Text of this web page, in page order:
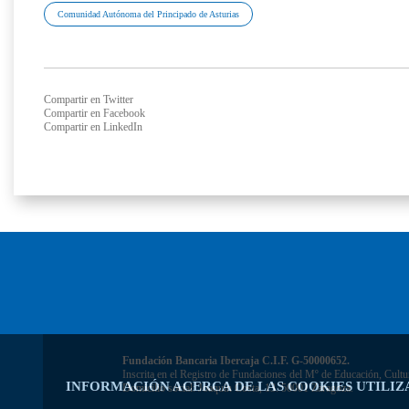
INFORMACIÓN ACERCA DE LAS COOKIES
Comunidad Autónoma del Principado de Asturias
Compartir en Twitter
Compartir en Facebook
Compartir en LinkedIn
Fundación Bancaria Ibercaja C.I.F. G-50000652.
Inscrita en el Registro de Fundaciones del Mº de Educación,
Domicilio social: Joaquín Costa, 13. 50001 Zaragoza.